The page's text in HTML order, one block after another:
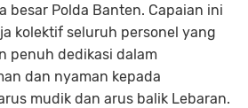
besar Polda Banten. Capaian ini
kolektif seluruh personel yang
penuh dedikasi dalam
dan nyaman kepada
mudik dan arus balik Lebaran.